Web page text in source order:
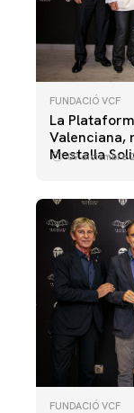
FUNDACIÓ VCF
La
Valenciana,
Mestalla
09 diciembre
FUNDACIÓ VCF